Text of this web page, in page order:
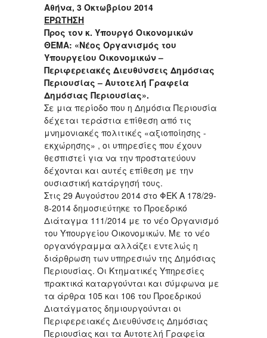
Αθήνα, 3 Οκτωβρίου 2014
ΕΡΩΤΗΣΗ
Προς τον κ. Υπουργό Οικονομικών
ΘΕΜΑ: «Νέος Οργανισμός του
Υπουργείου Οικονομικών –
Περιφερειακές Διευθύνσεις Δημόσιας
Περιουσίας – Αυτοτελή Γραφεία
Δημόσιας Περιουσίας».
Σε μια περίοδο που η Δημόσια Περιουσία
δέχεται τεράστια επίθεση από τις
μνημονιακές πολιτικές «αξιοποίησης -
εκχώρησης» , οι υπηρεσίες που έχουν
θεσπιστεί για να την προστατεύουν
δέχονται και αυτές επίθεση με την
ουσιαστική κατάργησή τους.
Στις 29 Αυγούστου 2014 στο ΦΕΚ Α 178/29-
8-2014 δημοσιεύτηκε το Προεδρικό
Διάταγμα 111/2014 με το νέο Οργανισμό
του Υπουργείου Οικονομικών. Με το νέο
οργανόγραμμα αλλάζει εντελώς η
διάρθρωση των υπηρεσιών της Δημόσιας
Περιουσίας. Οι Κτηματικές Υπηρεσίες
πρακτικά καταργούνται και σύμφωνα με
τα άρθρα 105 και 106 του Προεδρικού
Διατάγματος δημιουργούνται οι
Περιφερειακές Διευθύνσεις Δημόσιας
Περιουσίας και τα Αυτοτελή Γραφεία